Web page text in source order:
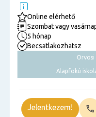
Online elérhető
Szombat vagy
5 hónap
Becsatlakozhatsz
Orvosi
Alapfokú
Jelentkezem!